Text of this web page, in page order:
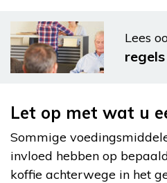
Lees
Let op met wat u
Sommige
invloed hebben op
koffie achterwege in het